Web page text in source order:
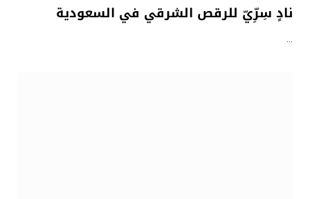
نادٍ سِرِّيّ للرقص الشرقي في السعودية
…